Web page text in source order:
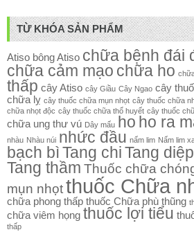
TỪ KHÓA SẢN PHẨM
Atiso bông Atiso chữa bệnh đái
chữa cảm mạo chữa ho
thấp cây Atiso cây Giầu Cây Ngao cây
chữa lỵ cây thuốc chữa mụn nhọt cây thuốc chữa
chữa nhọt độc cây thuốc chữa thổ huyết cây thuốc
chữa ung thư vú Dây mấu ho ho ra
nhàu Nhàu núi nhức đầu nấm lim Nấm lim
bạch bì Tang chi Tang diệp
Tang thầm Thuốc chữa
mụn nhọtthuốc Chữa
chữa phong thấp thuốc Chữa phù thũng
chữa viêm họng thuốc lợi tiểu
thấp